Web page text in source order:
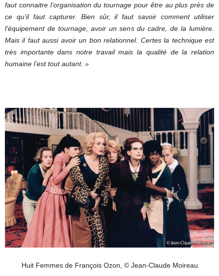
faut connaitre l’organisation du tournage pour être au plus près de
ce qu’il faut capturer. Bien sûr, il faut savoir comment utiliser
l’équipement de tournage, avoir un sens du cadre, de la lumière.
Mais il faut aussi avoir un bon relationnel. Certes la technique est
très importante dans notre travail mais la qualité de la relation
humaine l’est tout autant. »
Huit Femmes de François Ozon, © Jean-Claude Moireau